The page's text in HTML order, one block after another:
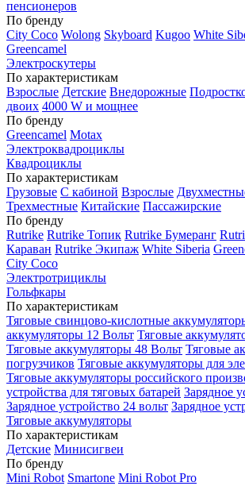
пенсионеров
По бренду
City Coco Wolong Skyboard Kugoo White
Greencamel
Электроскутеры
По характеристикам
Взрослые Детские Внедорожные
двоих 4000 W и мощнее
По бренду
Greencamel Motax
Электроквадроциклы
Квадроциклы
По характеристикам
Грузовые С кабиной Взрослые
Трехместные Китайские Пассажирские
По бренду
Rutrike Rutrike Топик Rutrike Бумеранг
Караван Rutrike Экипаж White Siberia
City Coco
Электротрициклы
Гольфкары
По характеристикам
Тяговые свинцово-кислотные
аккумуляторы 12 Вольт Тяговые
Тяговые аккумуляторы 48 Вольт Тяговые
погрузчиков Тяговые аккумуляторы для
Тяговые аккумуляторы российского
устройства для тяговых батарей Зарядное
Зарядное устройство 24 вольт Зарядное
Тяговые аккумуляторы
По характеристикам
Детские Минисигвеи
По бренду
Mini Robot Smartone Mini Robot Pro